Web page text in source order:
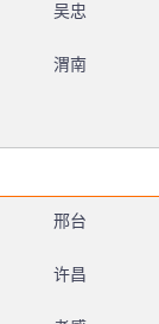
吴忠
渭南
邢台
许昌